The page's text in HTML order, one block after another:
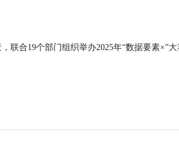
联合19个部门组织举办2025年“数据要素×”大